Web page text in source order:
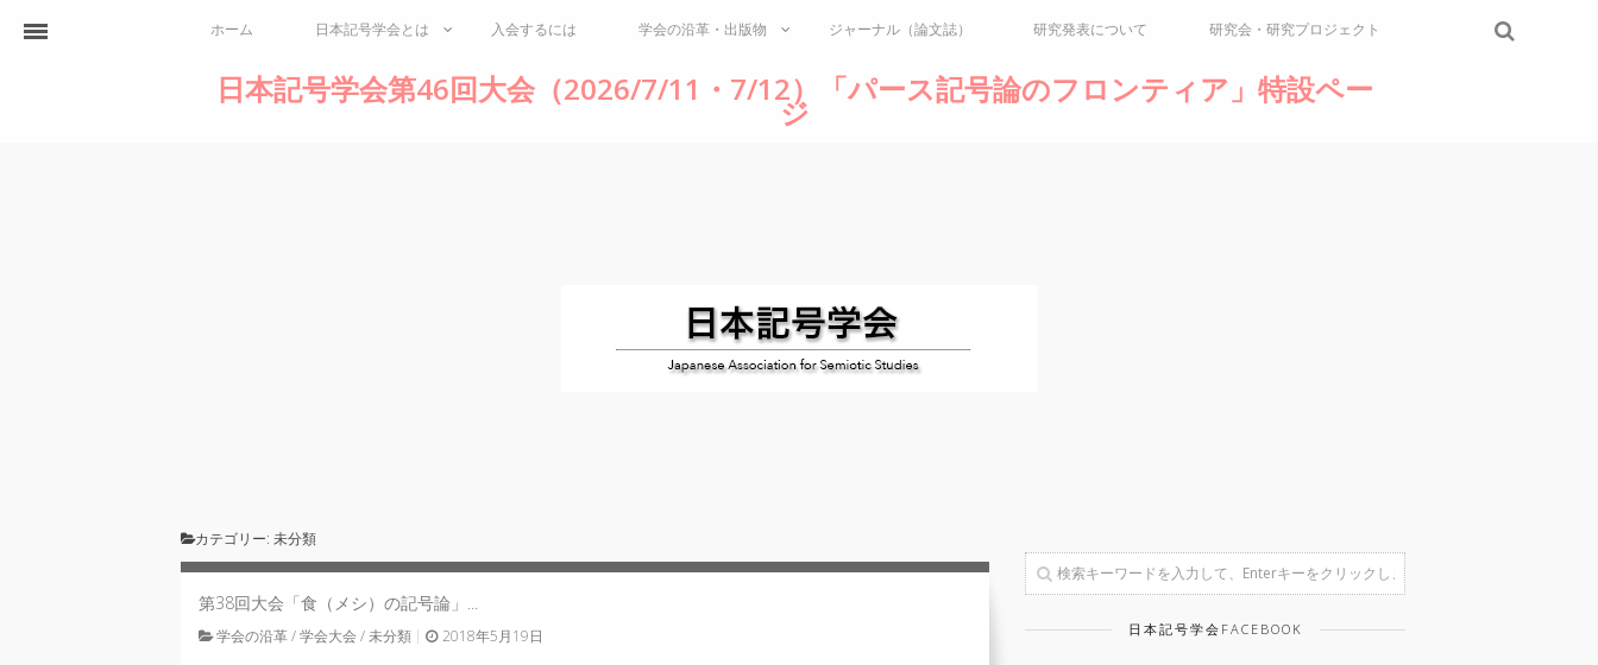
ホーム 日本記号学会とは 入会するには 学会の沿革・出版物 ジャーナル（論文誌） 研究発表について 研究会・研究プロジェクト
日本記号学会第46回大会（2026/7/11・7/12）「パース記号論のフロンティア」特設ペー
ジ
カテゴリー: 未分類
19 2018
第38回大会「食（メシ）の記号論」...
学会の沿革/学会大会/未分類 2018年5月19日 日本記号学会FACEBOOK